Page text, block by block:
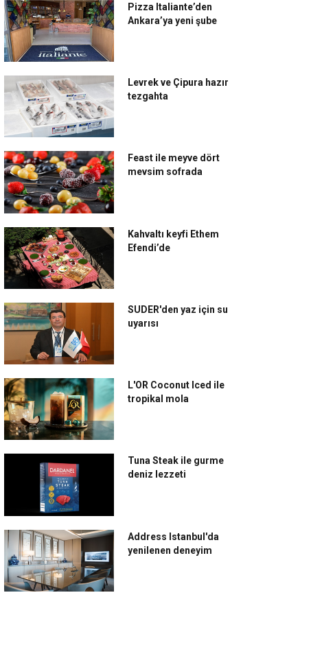
Pizza Italiante’den
Ankara’ya yeni şube
Levrek ve Çipura hazır
tezgahta
Feast ile meyve dört
mevsim sofrada
Kahvaltı keyfi Ethem
Efendi’de
SUDER'den yaz için su
uyarısı
L'OR Coconut Iced ile
tropikal mola
Tuna Steak ile gurme
deniz lezzeti
Address Istanbul'da
yenilenen deneyim